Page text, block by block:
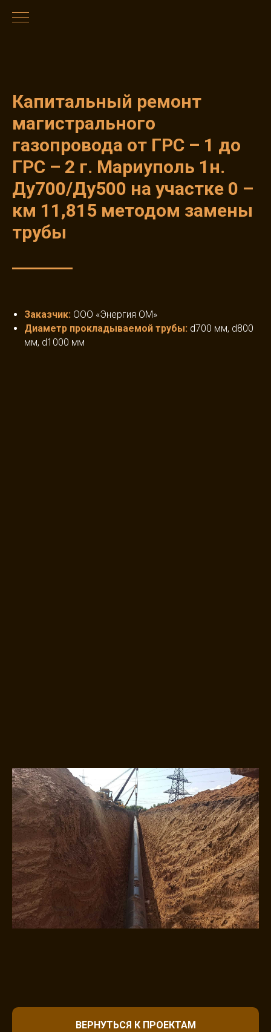
Капитальный ремонт
магистрального
газопровода от ГРС – 1 до
ГРС – 2 г. Мариуполь 1н.
Ду700/Ду500 на участке 0 –
км 11,815 методом замены
трубы
Заказчик: ООО «Энергия ОМ»
Диаметр прокладываемой трубы: d700 мм, d800
мм, d1000 мм
ВЕРНУТЬСЯ К ПРОЕКТАМ